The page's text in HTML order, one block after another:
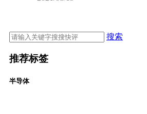
搜索
推荐标签
半导体